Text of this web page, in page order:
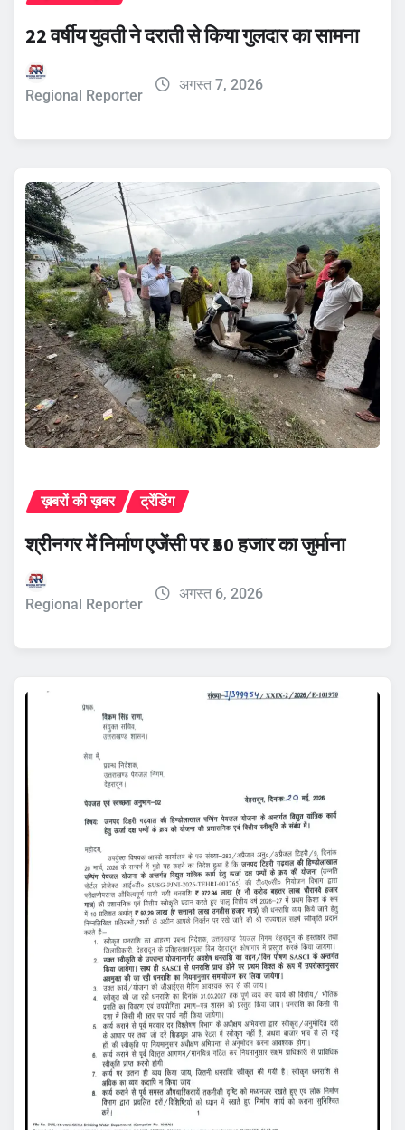
22 वर्षीय युवती ने दराती से किया गुलदार का सामना
Regional Reporter
अगस्त 7, 2026
ख़बरों की ख़बर ट्रेंडिंग
श्रीनगर में निर्माण एजेंसी पर ₹50 हजार का जुर्माना
Regional Reporter
अगस्त 6, 2026